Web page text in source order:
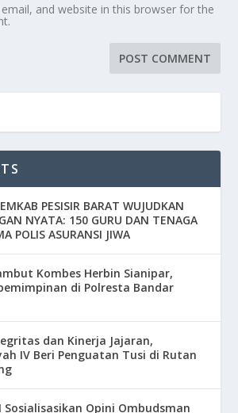
and website in this browser for the
PESISIR BARAT WUJUDKAN
NYATA: 150 GURU DAN TENAGA
POLIS ASURANSI JIWA
Kombes Herbin Sianipar,
di Polresta Bandar
dan Kinerja Jajaran,
IV Beri Penguatan Tusi di Rutan
Sosialisasikan Opini Ombudsman